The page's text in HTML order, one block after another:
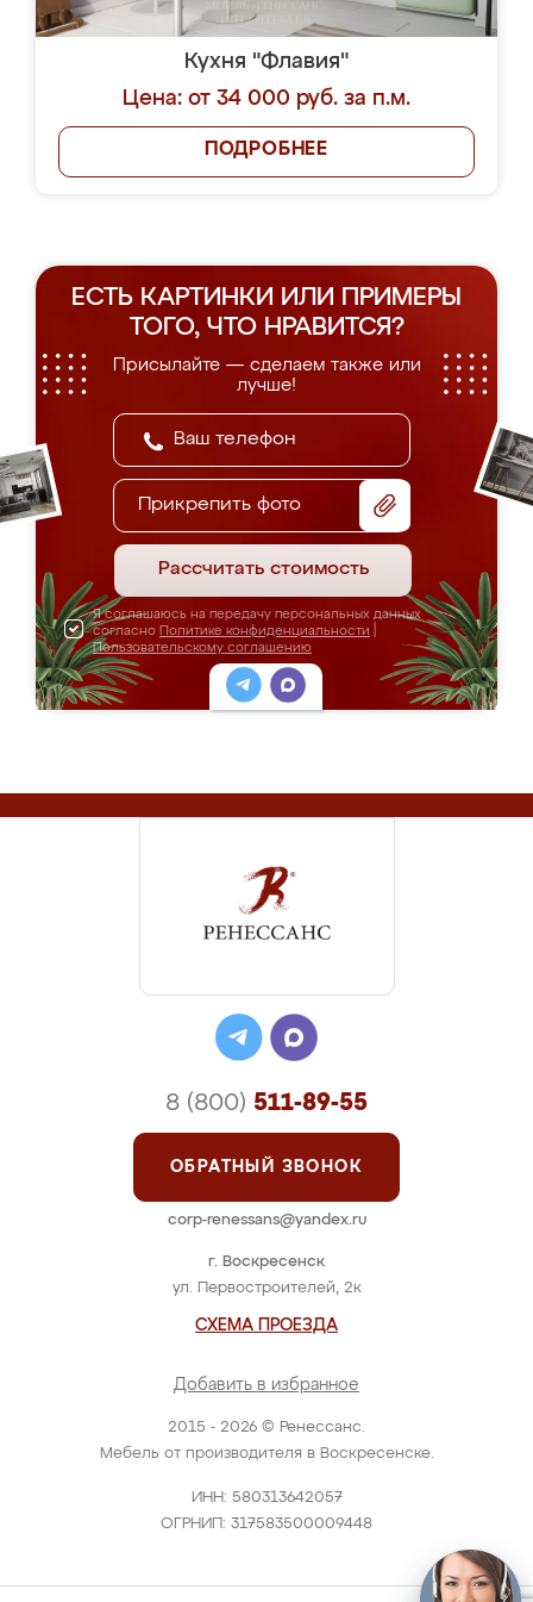
Кухня "Флавия"
Цена: от 34 000 руб. за п.м.
ПОДРОБНЕЕ
ЕСТЬ КАРТИНКИ ИЛИ ПРИМЕРЫ
ТОГО, ЧТО НРАВИТСЯ?
Присылайте — сделаем также или
лучше!
Прикрепить фото
Рассчитать стоимость
Я соглашаюсь на передачу персональных данных
согласно Политике конфиденциальности
Пользовательскому соглашению
2015 - 2026 © Ренессанс.
Мебель от производителя в Воскресенске.
ИНН: 580313642057
ОГРНИП: 317583500009448
г. Воскресенск
ул. Первостроителей, 2к
СХЕМА ПРОЕЗДА
Добавить в избранное
8 (800) 511-89-55
ОБРАТНЫЙ ЗВОНОК
corp-renessans@yandex.ru